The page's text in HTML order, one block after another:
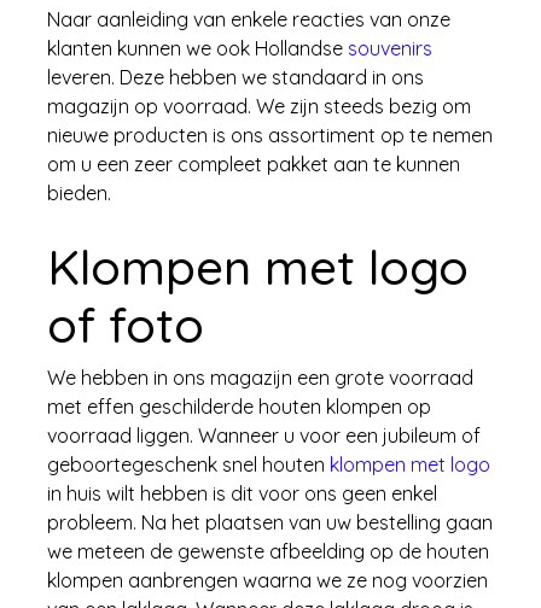
Naar aanleiding van enkele reacties van onze
klanten kunnen we ook Hollandse souvenirs
leveren. Deze hebben we standaard in ons
magazijn op voorraad. We zijn steeds bezig om
nieuwe producten is ons assortiment op te nemen
om u een zeer compleet pakket aan te kunnen
bieden.
Klompen met logo
of foto
We hebben in ons magazijn een grote voorraad
met effen geschilderde houten klompen op
voorraad liggen. Wanneer u voor een jubileum of
geboortegeschenk snel houten klompen met logo
in huis wilt hebben is dit voor ons geen enkel
probleem. Na het plaatsen van uw bestelling gaan
we meteen de gewenste afbeelding op de houten
klompen aanbrengen waarna we ze nog voorzien